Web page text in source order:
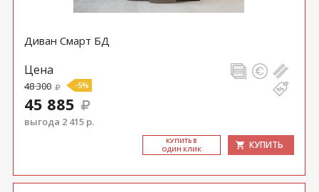
Диван Смарт БД
Цена
48 300 -5%
45 885
выгода 2 415 р.
КУ­ПИТЬ В
ОДИН КЛИК
КУПИТЬ